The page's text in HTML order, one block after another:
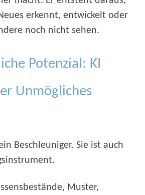
erkennt, entwickelt oder
noch nicht sehen.
Potenzial: KI
Unmögliches
Beschleuniger. Sie ist auch
Muster,